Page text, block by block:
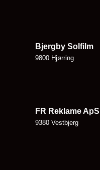
Bjergby Solfilm
9800 Hjørring
FR Reklame ApS
9380 Vestbjerg